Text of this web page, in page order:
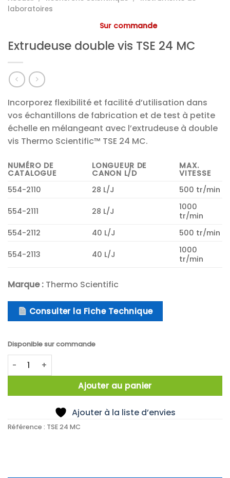
laboratoires
Sur commande
Extrudeuse double vis TSE 24 MC
Incorporez flexibilité et facilité d’utilisation dans
vos échantillons de fabrication et de test à petite
échelle en mélangeant avec l’extrudeuse à double
vis Thermo Scientific™ TSE 24 MC.
NUMÉRO DE
CATALOGUE
LONGUEUR DE
CANON L/D
MAX.
VITESSE
554-2110
28 L/J 500 tr/min
554-2111 28 L/J
1000
tr/min
554-2112
40 L/J 500 tr/min
554-2113 40 L/J
1000
tr/min
Marque : Thermo Scientific
Consulter la Fiche Technique
Disponible sur commande
quantité de Extrudeuse double vis TSE 24 MC
Ajouter au panier
Ajouter à la liste d’envies
Référence : TSE 24 MC